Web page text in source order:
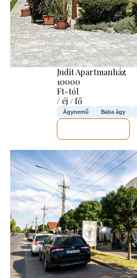
Judit Apartmanház
10000
Ft-tól
/ éj / fő
Ágynemű Baba ágy